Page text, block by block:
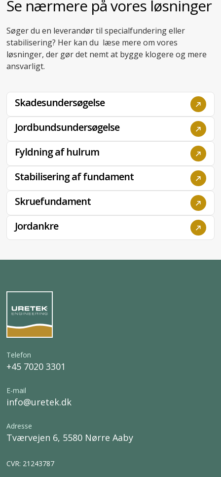
Til erhverv
Se nærmere på vores løsninger
stabilisering? Her kan du læse mere om vores
løsninger, der gør det nemt at bygge klogere og mere
ansvarligt.
Skadesundersøgelse
Jordbundsundersøgelse
Fyldning af hulrum
Stabilisering af fundament
Telefon
E-mail